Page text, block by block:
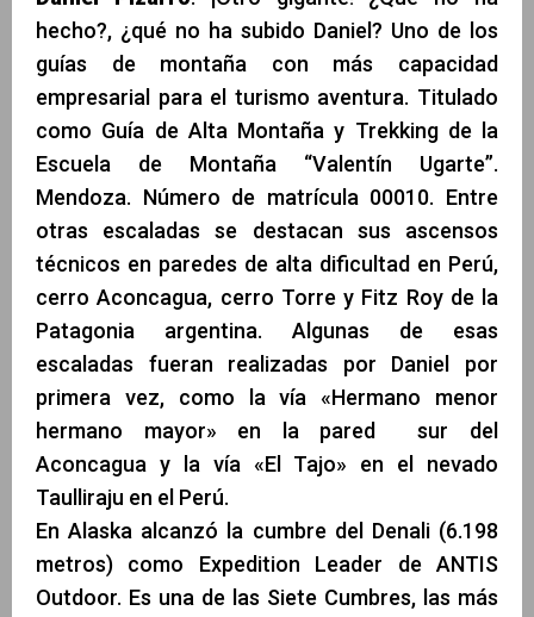
hecho?, ¿qué no ha subido Daniel? Uno de los
guías de montaña con más capacidad
empresarial para el turismo aventura. Titulado
como Guía de Alta Montaña y Trekking de la
Escuela de Montaña “Valentín Ugarte”.
Mendoza. Número de matrícula 00010. Entre
otras escaladas se destacan sus ascensos
técnicos en paredes de alta dificultad en Perú,
cerro Aconcagua, cerro Torre y Fitz Roy de la
Patagonia argentina. Algunas de esas
escaladas fueran realizadas por Daniel por
primera vez, como la vía «Hermano menor
hermano mayor» en la pared sur del
Aconcagua y la vía «El Tajo» en el nevado
Taulliraju en el Perú.
En Alaska alcanzó la cumbre del Denali (6.198
metros) como Expedition Leader de ANTIS
Outdoor. Es una de las Siete Cumbres, las más